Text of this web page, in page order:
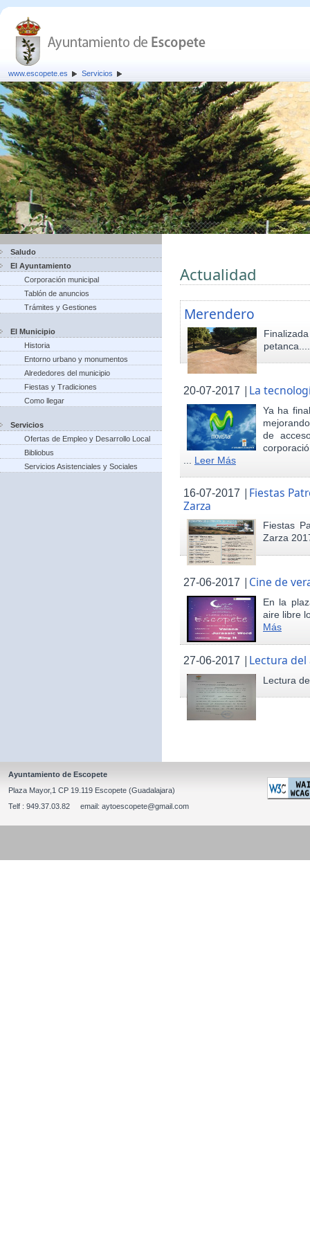
www.escopete.es Servicios
Saludo
El Ayuntamiento
Corporación municipal
Tablón de anuncios
Trámites y Gestiones
El Municipio
Historia
Entorno urbano y monumentos
Alrededores del municipio
Fiestas y Tradiciones
Como llegar
Servicios
Ofertas de Empleo y Desarrollo Local
Bibliobus
Servicios Asistenciales y Sociales
Actualidad
Merendero
20-07-2017 | La
Ya ha
de
Leer Más
16-07-2017 | Fiestas
Zarza
Fiestas
Zarza
27-06-2017 | Cine de
En la
aire libre
Más
27-06-2017 | Lectura del
Lectura
Ayuntamiento de Escopete
Plaza Mayor,1 CP 19.119 Escopete (Guadalajara)
Telf : 949.37.03.82 email: aytoescopete@gmail.com